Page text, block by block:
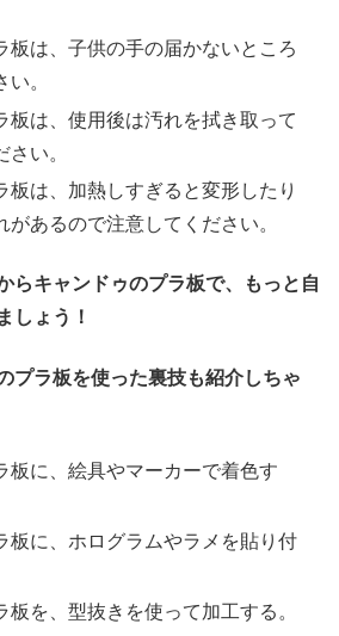
板は、子供の手の届かないところ
。
板は、使用後は汚れを拭き取って
い。
板は、加熱しすぎると変形したり
があるので注意してください。
らキャンドゥのプラ板で、もっと自
しょう！
プラ板を使った裏技も紹介しちゃ
板に、絵具やマーカーで着色す
板に、ホログラムやラメを貼り付
板を、型抜きを使って加工する。